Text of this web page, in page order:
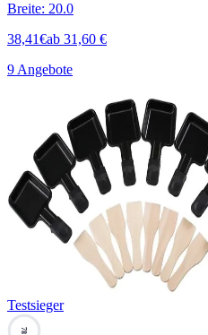
Breite: 20.0
38,41€ab 31,60 €
9 Angebote
Testsieger
78